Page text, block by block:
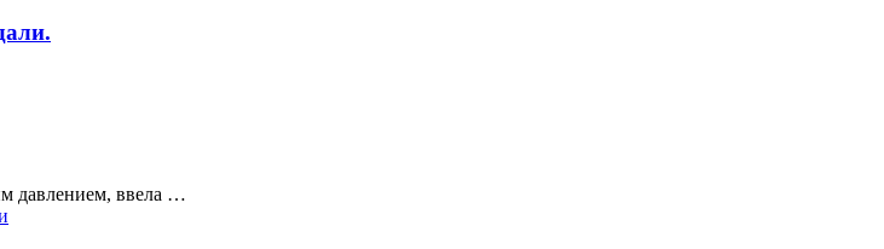
давлением, ввела …